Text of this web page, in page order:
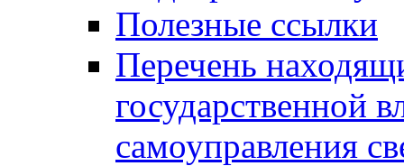
Полезные ссылки
Перечень
государственной
самоуправления